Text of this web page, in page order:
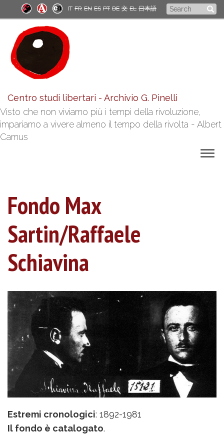
to
main
content
Search
IT FR EN ES PT DE 文 EL 日本語
Centro studi libertari - Archivio G. Pinelli
Visto che non viviamo più i tempi della rivoluzione,
impariamo a vivere almeno il tempo della rivolta - Albert
Camus
Fondo Max
Sartin/Raffaele
Schiavina
Estremi cronologici: 1892-1981
Il fondo è catalogato.